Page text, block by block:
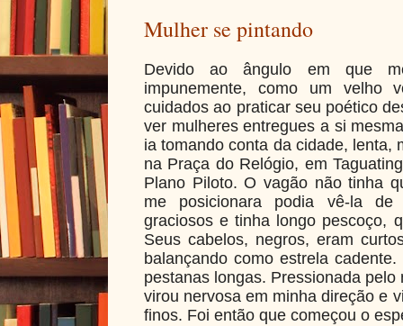
Mulher se pintando
Devido ao ângulo em que
impunemente, como um velho
cuidados ao praticar seu poético
ver mulheres entregues a si
ia tomando conta da cidade, lenta,
na Praça do Relógio, em
Plano Piloto. O vagão não tinha
me posicionara podia vê-la
graciosos e tinha longo pescoço,
Seus cabelos, negros, eram
balançando como estrela
pestanas longas. Pressionada
virou nervosa em minha direção e
finos. Foi então que começou o